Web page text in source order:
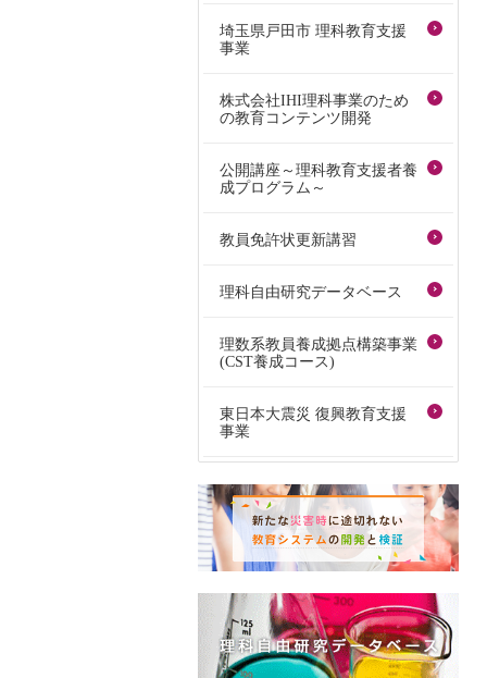
埼玉県戸田市 理科教育支援
事業
株式会社IHI理科事業のため
の教育コンテンツ開発
公開講座～理科教育支援者養
成プログラム～
教員免許状更新講習
理科自由研究データベース
理数系教員養成拠点構築事業
(CST養成コース)
東日本大震災 復興教育支援
事業